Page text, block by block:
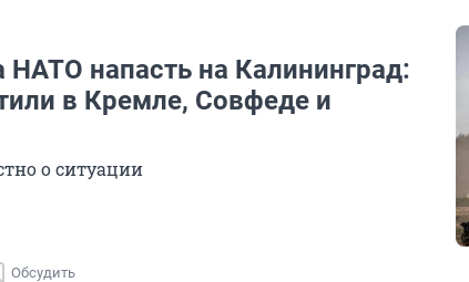
НАТО напасть на Калининград:
в Кремле, Совфеде и
о ситуации
Обсудить